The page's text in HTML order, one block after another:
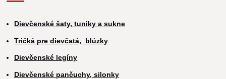
Dievčenské šaty, tuniky a sukne
Tričká pre dievčatá, blúzky
Dievčenské legíny
Dievčenské pančuchy, silonky